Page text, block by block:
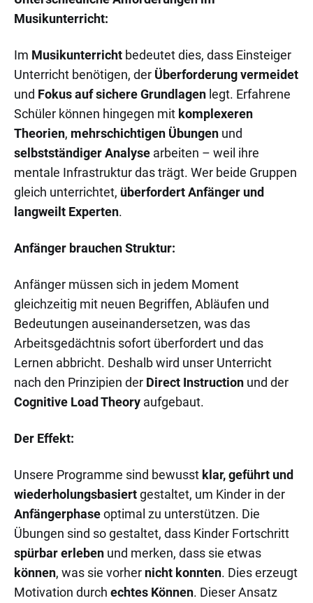
Musikunterricht:
Im Musikunterricht bedeutet dies, dass Einsteiger
Unterricht benötigen, der Überforderung vermeidet
und Fokus auf sichere Grundlagen legt. Erfahrene
Schüler können hingegen mit komplexeren
Theorien, mehrschichtigen Übungen und
selbstständiger Analyse arbeiten – weil ihre
mentale Infrastruktur das trägt. Wer beide Gruppen
gleich unterrichtet, überfordert Anfänger und
langweilt Experten.
Anfänger brauchen Struktur:
Anfänger müssen sich in jedem Moment
gleichzeitig mit neuen Begriffen, Abläufen und
Bedeutungen auseinandersetzen, was das
Arbeitsgedächtnis sofort überfordert und das
Lernen abbricht. Deshalb wird unser Unterricht
nach den Prinzipien der Direct Instruction und der
Cognitive Load Theory aufgebaut.
Der Effekt:
Unsere Programme sind bewusst klar, geführt und
wiederholungsbasiertgestaltet, um Kinder in der
Anfängerphaseoptimal zu unterstützen. Die
Übungen sind so gestaltet, dass Kinder Fortschritt
spürbar erleben und merken, dass sie etwas
können, was sie vorher nicht konnten. Dies erzeugt
Motivation durch echtes Können. Dieser Ansatz